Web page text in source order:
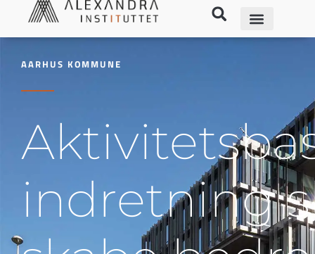
AARHUS KOMMUNE
indretning